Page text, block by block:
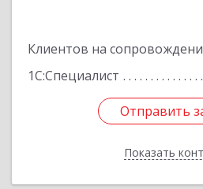
Клиентов на
1С:Специалист
Отправить
Показать
Отправить
Назад